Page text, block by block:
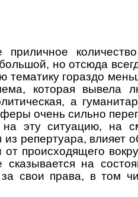
но отсюда
тематику гораздо
которая вывела
а
очень сильно
эту ситуацию, на
из репертуара, влияет
происходящего
на
за свои права, в том